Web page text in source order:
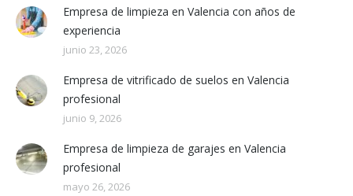
Empresa de limpieza en Valencia con años de
experiencia
junio 23, 2026
Empresa de vitrificado de suelos en Valencia
profesional
junio 9, 2026
Empresa de limpieza de garajes en Valencia
profesional
mayo 26, 2026